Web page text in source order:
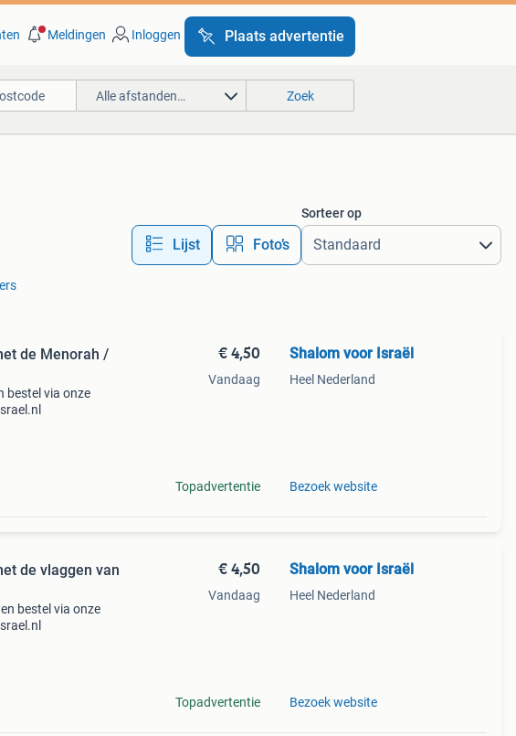
Meldingen Inloggen Plaats advertentie
Alle afstanden… Zoek
Lijst Foto’s
Sorteer op
de Menorah /
bestel via onze
€ 4,50
Vandaag
Topadvertentie
Shalom voor Israël
Heel Nederland
Bezoek website
de vlaggen van
bestel via onze
€ 4,50
Vandaag
Topadvertentie
Shalom voor Israël
Heel Nederland
Bezoek website